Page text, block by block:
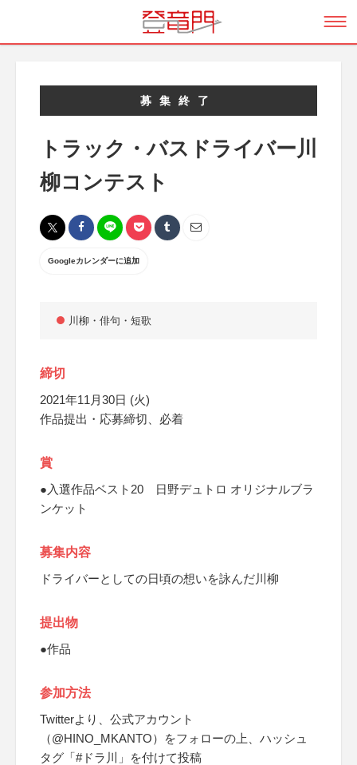
募集終了
トラック・バスドライバー川
柳コンテスト
Googleカレンダーに追加
川柳・俳句・短歌
締切
2021年11月30日 (火)
作品提出・応募締切、必着
賞
●入選作品ベスト20 日野デュトロ オリジナルブラ
ンケット
募集内容
ドライバーとしての日頃の想いを詠んだ川柳
提出物
●作品
参加方法
Twitterより、公式アカウント
（@HINO_MKANTO）をフォローの上、ハッシュ
タグ「#ドラ川」を付けて投稿